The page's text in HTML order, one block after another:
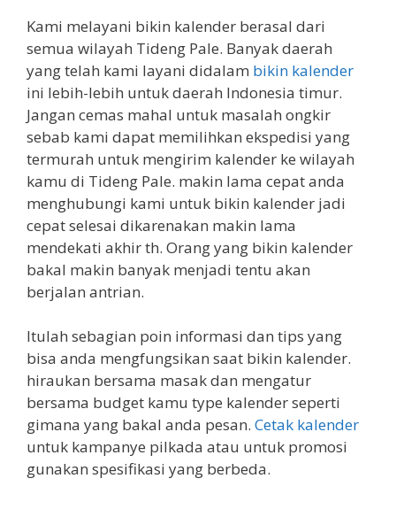
Kami melayani bikin kalender berasal dari
semua wilayah Tideng Pale. Banyak daerah
yang telah kami layani didalam bikin kalender
ini lebih-lebih untuk daerah Indonesia timur.
Jangan cemas mahal untuk masalah ongkir
sebab kami dapat memilihkan ekspedisi yang
termurah untuk mengirim kalender ke wilayah
kamu di Tideng Pale. makin lama cepat anda
menghubungi kami untuk bikin kalender jadi
cepat selesai dikarenakan makin lama
mendekati akhir th. Orang yang bikin kalender
bakal makin banyak menjadi tentu akan
berjalan antrian.
Itulah sebagian poin informasi dan tips yang
bisa anda mengfungsikan saat bikin kalender.
hiraukan bersama masak dan mengatur
bersama budget kamu type kalender seperti
gimana yang bakal anda pesan. Cetak kalender
untuk kampanye pilkada atau untuk promosi
gunakan spesifikasi yang berbeda.